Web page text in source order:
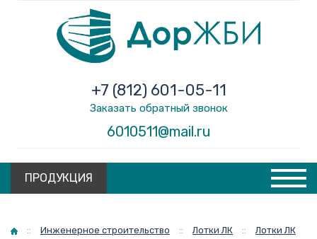
6010511@mail.ru
+7 (812) 601-05-11
Заказать обратный звонок
ПРОДУКЦИЯ
Главная
:: Инженерное строительство :: Лотки ЛК ::
Лотки ЛК